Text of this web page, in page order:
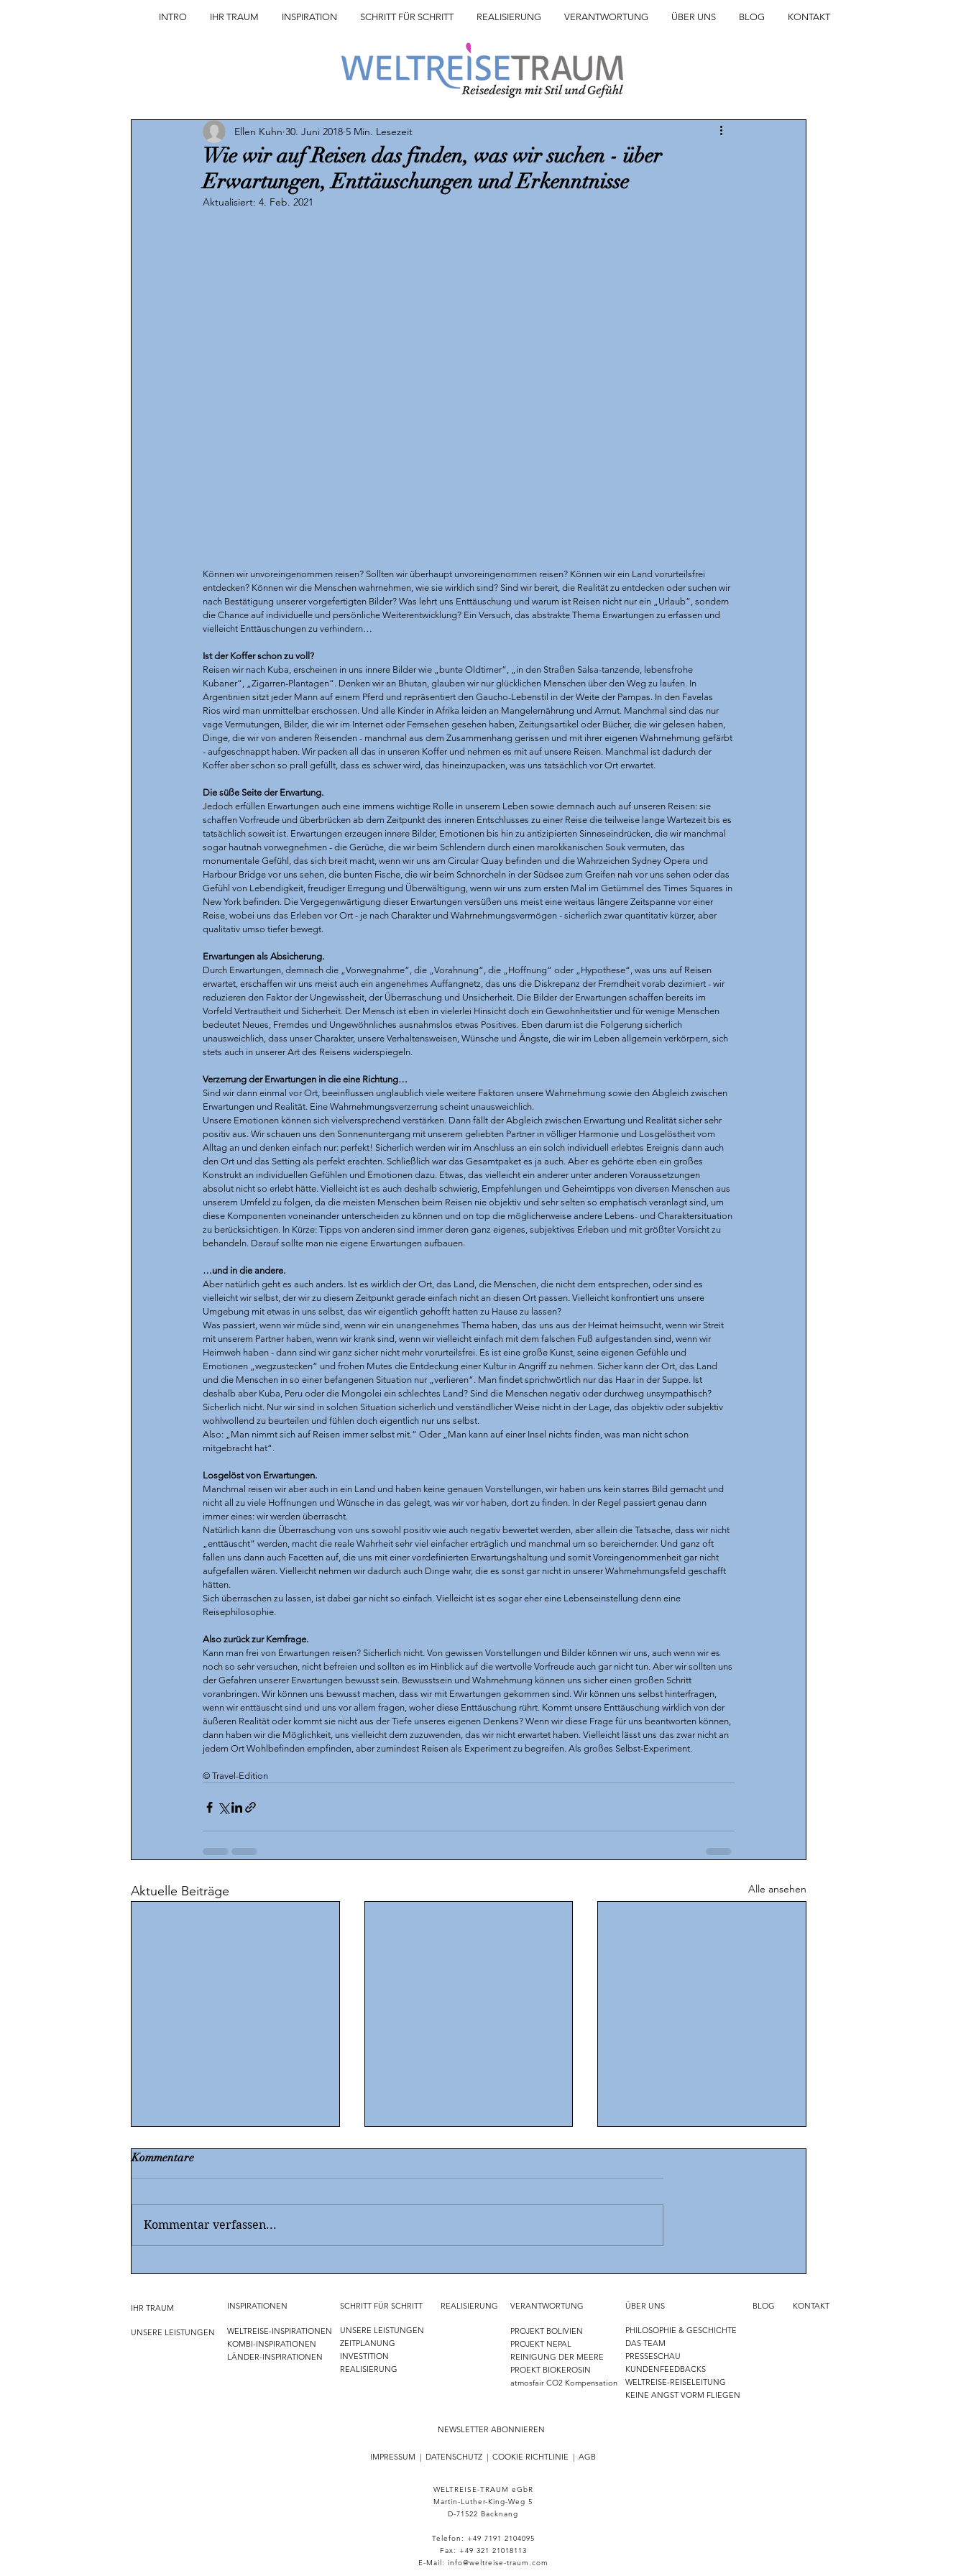
INTRO IHR TRAUM INSPIRATION SCHRITT FÜR SCHRITT REALISIERUNG VERANTWORTUNG ÜBER UNS BLOG KONTAKT
Wie wir auf Reisen das finden, was wir suchen - über
Erwartungen, Enttäuschungen und Erkenntnisse
Ellen Kuhn 30. Juni 2018 5 Min. Lesezeit
Aktualisiert: 4. Feb. 2021
Können wir unvoreingenommen reisen? Sollten wir überhaupt unvoreingenommen reisen? Können wir ein Land vorurteilsfrei
entdecken? Können wir die Menschen wahrnehmen, wie sie wirklich sind? Sind wir bereit, die Realität zu entdecken oder suchen wir
nach Bestätigung unserer vorgefertigten Bilder? Was lehrt uns Enttäuschung und warum ist Reisen nicht nur ein „Urlaub“, sondern
die Chance auf individuelle und persönliche Weiterentwicklung? Ein Versuch, das abstrakte Thema Erwartungen zu erfassen und
vielleicht Enttäuschungen zu verhindern…
Ist der Koffer schon zu voll?
Reisen wir nach Kuba, erscheinen in uns innere Bilder wie „bunte Oldtimer“, „in den Straßen Salsa-tanzende, lebensfrohe
Kubaner“, „Zigarren-Plantagen“. Denken wir an Bhutan, glauben wir nur glücklichen Menschen über den Weg zu laufen. In
Argentinien sitzt jeder Mann auf einem Pferd und repräsentiert den Gaucho-Lebenstil in der Weite der Pampas. In den Favelas
Rios wird man unmittelbar erschossen. Und alle Kinder in Afrika leiden an Mangelernährung und Armut. Manchmal sind das nur
vage Vermutungen, Bilder, die wir im Internet oder Fernsehen gesehen haben, Zeitungsartikel oder Bücher, die wir gelesen haben,
Dinge, die wir von anderen Reisenden - manchmal aus dem Zusammenhang gerissen und mit ihrer eigenen Wahrnehmung gefärbt
- aufgeschnappt haben. Wir packen all das in unseren Koffer und nehmen es mit auf unsere Reisen. Manchmal ist dadurch der
Koffer aber schon so prall gefüllt, dass es schwer wird, das hineinzupacken, was uns tatsächlich vor Ort erwartet.
Die süße Seite der Erwartung.
Jedoch erfüllen Erwartungen auch eine immens wichtige Rolle in unserem Leben sowie demnach auch auf unseren Reisen: sie
schaffen Vorfreude und überbrücken ab dem Zeitpunkt des inneren Entschlusses zu einer Reise die teilweise lange Wartezeit bis es
tatsächlich soweit ist. Erwartungen erzeugen innere Bilder, Emotionen bis hin zu antizipierten Sinneseindrücken, die wir manchmal
sogar hautnah vorwegnehmen - die Gerüche, die wir beim Schlendern durch einen marokkanischen Souk vermuten, das
monumentale Gefühl, das sich breit macht, wenn wir uns am Circular Quay befinden und die Wahrzeichen Sydney Opera und
Harbour Bridge vor uns sehen, die bunten Fische, die wir beim Schnorcheln in der Südsee zum Greifen nah vor uns sehen oder das
Gefühl von Lebendigkeit, freudiger Erregung und Überwältigung, wenn wir uns zum ersten Mal im Getümmel des Times Squares in
New York befinden. Die Vergegenwärtigung dieser Erwartungen versüßen uns meist eine weitaus längere Zeitspanne vor einer
Reise, wobei uns das Erleben vor Ort - je nach Charakter und Wahrnehmungsvermögen - sicherlich zwar quantitativ kürzer, aber
qualitativ umso tiefer bewegt.
Erwartungen als Absicherung.
Durch Erwartungen, demnach die „Vorwegnahme“, die „Vorahnung“, die „Hoffnung“ oder „Hypothese“, was uns auf Reisen
erwartet, erschaffen wir uns meist auch ein angenehmes Auffangnetz, das uns die Diskrepanz der Fremdheit vorab dezimiert - wir
reduzieren den Faktor der Ungewissheit, der Überraschung und Unsicherheit. Die Bilder der Erwartungen schaffen bereits im
Vorfeld Vertrautheit und Sicherheit. Der Mensch ist eben in vielerlei Hinsicht doch ein Gewohnheitstier und für wenige Menschen
bedeutet Neues, Fremdes und Ungewöhnliches ausnahmslos etwas Positives. Eben darum ist die Folgerung sicherlich
unausweichlich, dass unser Charakter, unsere Verhaltensweisen, Wünsche und Ängste, die wir im Leben allgemein verkörpern, sich
stets auch in unserer Art des Reisens widerspiegeln.
Verzerrung der Erwartungen in die eine Richtung…
Sind wir dann einmal vor Ort, beeinflussen unglaublich viele weitere Faktoren unsere Wahrnehmung sowie den Abgleich zwischen
Erwartungen und Realität. Eine Wahrnehmungsverzerrung scheint unausweichlich.
Unsere Emotionen können sich vielversprechend verstärken. Dann fällt der Abgleich zwischen Erwartung und Realität sicher sehr
positiv aus. Wir schauen uns den Sonnenuntergang mit unserem geliebten Partner in völliger Harmonie und Losgelöstheit vom
Alltag an und denken einfach nur: perfekt! Sicherlich werden wir im Anschluss an ein solch individuell erlebtes Ereignis dann auch
den Ort und das Setting als perfekt erachten. Schließlich war das Gesamtpaket es ja auch. Aber es gehörte eben ein großes
Konstrukt an individuellen Gefühlen und Emotionen dazu. Etwas, das vielleicht ein anderer unter anderen Voraussetzungen
absolut nicht so erlebt hätte. Vielleicht ist es auch deshalb schwierig, Empfehlungen und Geheimtipps von diversen Menschen aus
unserem Umfeld zu folgen, da die meisten Menschen beim Reisen nie objektiv und sehr selten so emphatisch veranlagt sind, um
diese Komponenten voneinander unterscheiden zu können und on top die möglicherweise andere Lebens- und Charaktersituation
zu berücksichtigen. In Kürze: Tipps von anderen sind immer deren ganz eigenes, subjektives Erleben und mit größter Vorsicht zu
behandeln. Darauf sollte man nie eigene Erwartungen aufbauen.
…und in die andere.
Aber natürlich geht es auch anders. Ist es wirklich der Ort, das Land, die Menschen, die nicht dem entsprechen, oder sind es
vielleicht wir selbst, der wir zu diesem Zeitpunkt gerade einfach nicht an diesen Ort passen. Vielleicht konfrontiert uns unsere
Umgebung mit etwas in uns selbst, das wir eigentlich gehofft hatten zu Hause zu lassen?
Was passiert, wenn wir müde sind, wenn wir ein unangenehmes Thema haben, das uns aus der Heimat heimsucht, wenn wir Streit
mit unserem Partner haben, wenn wir krank sind, wenn wir vielleicht einfach mit dem falschen Fuß aufgestanden sind, wenn wir
Heimweh haben - dann sind wir ganz sicher nicht mehr vorurteilsfrei. Es ist eine große Kunst, seine eigenen Gefühle und
Emotionen „wegzustecken“ und frohen Mutes die Entdeckung einer Kultur in Angriff zu nehmen. Sicher kann der Ort, das Land
und die Menschen in so einer befangenen Situation nur „verlieren“. Man findet sprichwörtlich nur das Haar in der Suppe. Ist
deshalb aber Kuba, Peru oder die Mongolei ein schlechtes Land? Sind die Menschen negativ oder durchweg unsympathisch?
Sicherlich nicht. Nur wir sind in solchen Situation sicherlich und verständlicher Weise nicht in der Lage, das objektiv oder subjektiv
wohlwollend zu beurteilen und fühlen doch eigentlich nur uns selbst.
Also: „Man nimmt sich auf Reisen immer selbst mit.“ Oder „Man kann auf einer Insel nichts finden, was man nicht schon
mitgebracht hat“.
Losgelöst von Erwartungen.
Manchmal reisen wir aber auch in ein Land und haben keine genauen Vorstellungen, wir haben uns kein starres Bild gemacht und
nicht all zu viele Hoffnungen und Wünsche in das gelegt, was wir vor haben, dort zu finden. In der Regel passiert genau dann
immer eines: wir werden überrascht.
Natürlich kann die Überraschung von uns sowohl positiv wie auch negativ bewertet werden, aber allein die Tatsache, dass wir nicht
„enttäuscht“ werden, macht die reale Wahrheit sehr viel einfacher erträglich und manchmal um so bereichernder. Und ganz oft
fallen uns dann auch Facetten auf, die uns mit einer vordefinierten Erwartungshaltung und somit Voreingenommenheit gar nicht
aufgefallen wären. Vielleicht nehmen wir dadurch auch Dinge wahr, die es sonst gar nicht in unserer Wahrnehmungsfeld geschafft
hätten.
Sich überraschen zu lassen, ist dabei gar nicht so einfach. Vielleicht ist es sogar eher eine Lebenseinstellung denn eine
Reisephilosophie.
Also zurück zur Kernfrage.
Kann man frei von Erwartungen reisen? Sicherlich nicht. Von gewissen Vorstellungen und Bilder können wir uns, auch wenn wir es
noch so sehr versuchen, nicht befreien und sollten es im Hinblick auf die wertvolle Vorfreude auch gar nicht tun. Aber wir sollten uns
der Gefahren unserer Erwartungen bewusst sein. Bewusstsein und Wahrnehmung können uns sicher einen großen Schritt
voranbringen. Wir können uns bewusst machen, dass wir mit Erwartungen gekommen sind. Wir können uns selbst hinterfragen,
wenn wir enttäuscht sind und uns vor allem fragen, woher diese Enttäuschung rührt. Kommt unsere Enttäuschung wirklich von der
äußeren Realität oder kommt sie nicht aus der Tiefe unseres eigenen Denkens? Wenn wir diese Frage für uns beantworten können,
dann haben wir die Möglichkeit, uns vielleicht dem zuzuwenden, das wir nicht erwartet haben. Vielleicht lässt uns das zwar nicht an
jedem Ort Wohlbefinden empfinden, aber zumindest Reisen als Experiment zu begreifen. Als großes Selbst-Experiment.
© Travel-Edition
Aktuelle Beiträge Alle ansehen
Kommentare
Kommentar verfassen...
IHR TRAUM
UNSERE LEISTUNGEN
INSPIRATIONEN
WELTREISE-INSPIRATIONEN
KOMBI-INSPIRATIONEN
LÄNDER-INSPIRATIONEN
SCHRITT FÜR SCHRITT
UNSERE LEISTUNGEN
ZEITPLANUNG
INVESTITION
REALISIERUNG
REALISIERUNG VERANTWORTUNG
PROJEKT BOLIVIEN
PROJEKT NEPAL
REINIGUNG DER MEERE
PROEKT BIOKEROSIN
atmosfair CO2 Kompensation
ÜBER UNS
PHILOSOPHIE & GESCHICHTE
DAS TEAM
PRESSESCHAU
KUNDENFEEDBACKS
WELTREISE-REISELEITUNG
KEINE ANGST VORM FLIEGEN
BLOG KONTAKT
NEWSLETTER ABONNIEREN
IMPRESSUM | DATENSCHUTZ| COOKIE RICHTLINIE | AGB
WELTREISE-TRAUM eGbR
Martin-Luther-King-Weg 5
D-71522 Backnang
Telefon: +49 7191 2104095
Fax: +49 321 21018113
E-Mail: info@weltreise-traum.com